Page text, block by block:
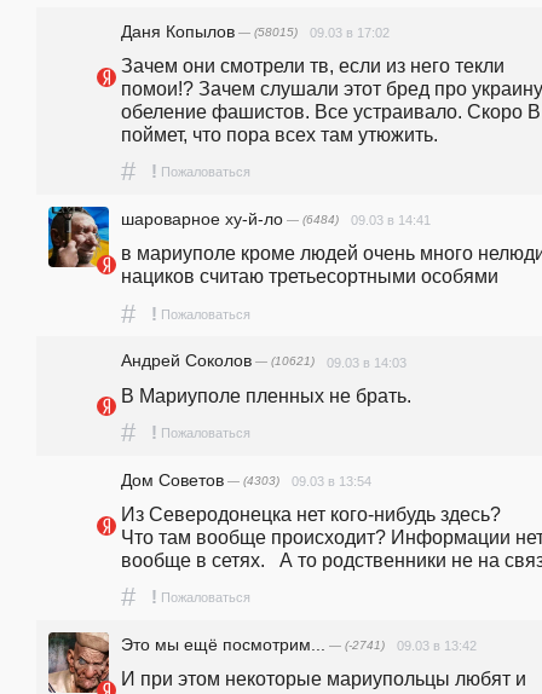
Даня Копылов — (58015) 09.03 в 17:02
Зачем они смотрели тв, если из него текли
помои!? Зачем слушали этот бред про
обеление фашистов. Все устраивало. Скоро
поймет, что пора всех там утюжить.
# ! Пожаловаться
шароварное ху-й-ло — (6484) 09.03 в 14:41
в мариуполе кроме людей очень много
нациков считаю третьесортными особями
# ! Пожаловаться
Андрей Соколов — (10621) 09.03 в 14:03
В Мариуполе пленных не брать.
# ! Пожаловаться
Дом Советов — (4303) 09.03 в 13:54
Из Северодонецка нет кого-нибудь здесь?
Что там вообще происходит? Информации
вообще в сетях.   А то родственники не на
# ! Пожаловаться
Это мы ещё посмотрим... — (-2741) 09.03 в 13:42
И при этом некоторые мариупольцы любят и